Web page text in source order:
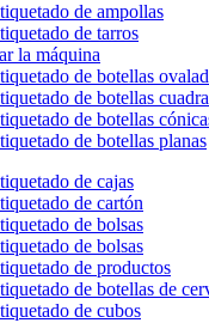
de ampollas
de tarros
la máquina
de botellas
de botellas
de botellas
de botellas planas
de cajas
de cartón
de bolsas
de bolsas
de productos
de botellas de
de cubos